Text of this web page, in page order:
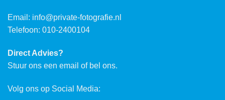
Email: info@private-fotografie.nl
Telefoon: 010-2400104
Direct Advies?
Stuur ons een email of bel ons.
Volg ons op Social Media: